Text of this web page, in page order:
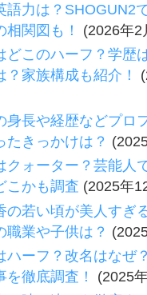
語力は？SHOGUN2
相関図も！
(2026年2
どこのハーフ？学歴
？家族構成も紹介！
身長や経歴などプロ
たきっかけは？
クォーター？芸能人
こかも調査 (2025年
の若い頃が美人すぎ
職業や子供は？
ハーフ？改名はなぜ
を徹底調査！
(2025